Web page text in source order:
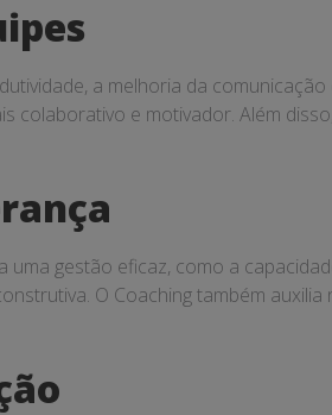
a melhoria da
e motivador. Além
gestão eficaz, como a
O Coaching também